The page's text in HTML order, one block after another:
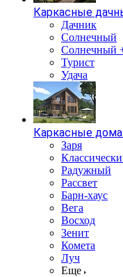
Каркасные
Дачник
Солнечный
Солнечный
Турист
Удача
Каркасные
Заря
Радужный
Рассвет
Барн-хаус
Вега
Восход
Зенит
Комета
Луч
Еще